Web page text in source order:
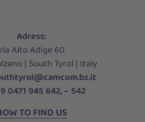
Adress:
Alto Adige 60
| South Tyrol | Italy
0471 945 642, – 542
TO FIND US